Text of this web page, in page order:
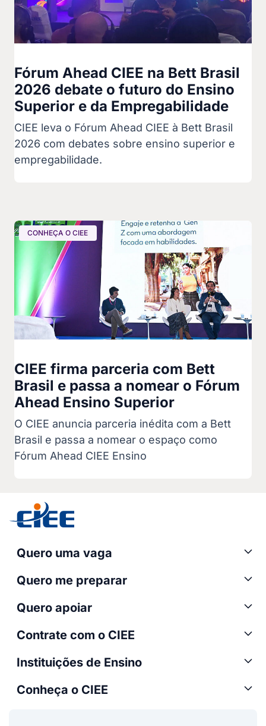
Fórum Ahead CIEE na Bett Brasil
2026 debate o futuro do Ensino
Superior e da Empregabilidade
CIEE leva o Fórum Ahead CIEE à Bett Brasil
2026 com debates sobre ensino superior e
empregabilidade.
CONHEÇA O CIEE
CIEE firma parceria com Bett
Brasil e passa a nomear o Fórum
Ahead Ensino Superior
O CIEE anuncia parceria inédita com a Bett
Brasil e passa a nomear o espaço como
Fórum Ahead CIEE Ensino
Quero uma vaga
Quero me preparar
Quero apoiar
Contrate com o CIEE
Instituições de Ensino
Conheça o CIEE